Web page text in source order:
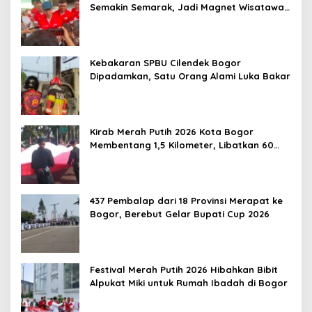
Semakin Semarak, Jadi Magnet Wisatawan
Kebakaran SPBU Cilendek Bogor
Dipadamkan, Satu Orang Alami Luka Bakar
Kirab Merah Putih 2026 Kota Bogor
Membentang 1,5 Kilometer, Libatkan 60
437 Pembalap dari 18 Provinsi Merapat ke
Bogor, Berebut Gelar Bupati Cup 2026
Festival Merah Putih 2026 Hibahkan Bibit
Alpukat Miki untuk Rumah Ibadah di Bogor